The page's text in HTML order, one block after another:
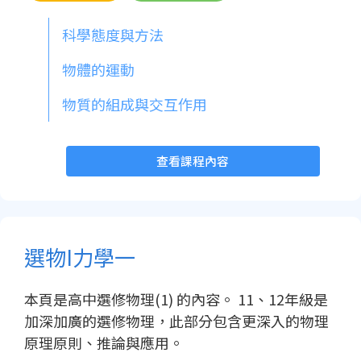
科學態度與方法
物體的運動
物質的組成與交互作用
查看課程內容
選物I力學一
本頁是高中選修物理(1) 的內容。 11、12年級是
加深加廣的選修物理，此部分包含更深入的物理
原理原則、推論與應用。